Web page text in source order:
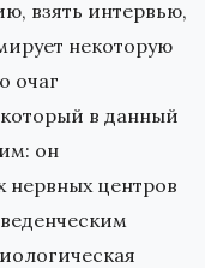
взять интервью,
некоторую
очаг
в данный
он
нервных центров